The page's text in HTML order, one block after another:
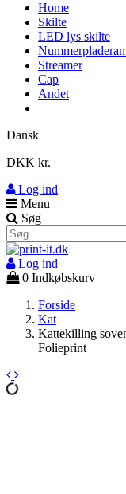
Home
Skilte
LED lys skilte
Streamer
Cap
Andet
Dansk
DKK kr.
Log ind
Menu
Søg
Log ind
0 Indkøbskurv
Forside
Kat
Kattekilling
Folieprint